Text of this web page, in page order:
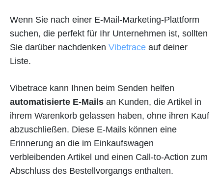
Wenn Sie nach einer E-Mail-Marketing-Plattform
suchen, die perfekt für Ihr Unternehmen ist, sollten
Sie darüber nachdenken Vibetrace auf deiner
Liste.
Vibetrace kann Ihnen beim Senden helfen
automatisierte E-Mails an Kunden, die Artikel in
ihrem Warenkorb gelassen haben, ohne ihren Kauf
abzuschließen. Diese E-Mails können eine
Erinnerung an die im Einkaufswagen
verbleibenden Artikel und einen Call-to-Action zum
Abschluss des Bestellvorgangs enthalten.